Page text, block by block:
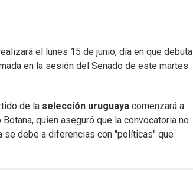
el lunes 15 de junio, día en que debuta
en la sesión del Senado de este martes
de la selección uruguaya comenzará a
quien aseguró que la convocatoria no
se debe a diferencias con "políticas" que